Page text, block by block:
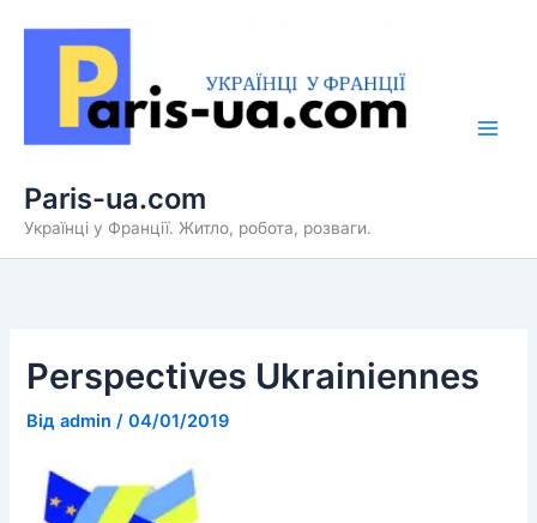
Paris-ua.com
Українці у Франції. Житло, робота, розваги.
Perspectives Ukrainiennes
Відadmin/04/01/2019